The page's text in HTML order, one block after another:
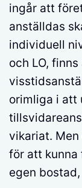
ingår att
anställdas
individuell
och LO,
orimliga i att
vikariat.
för att kunna
egen